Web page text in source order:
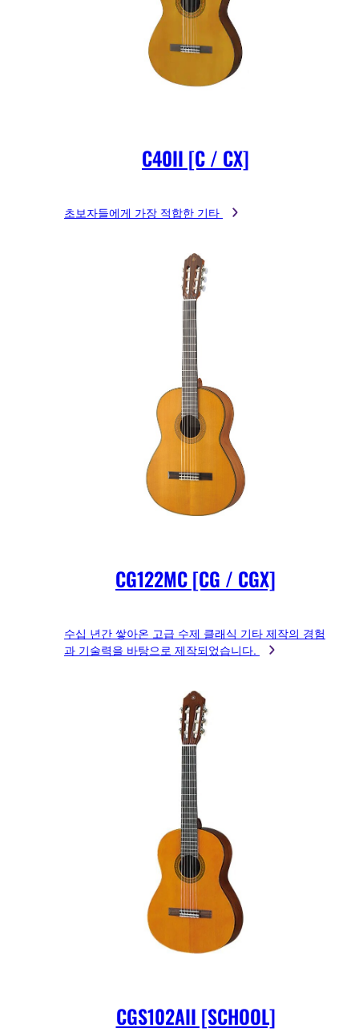
C40II [C / CX]
초보자들에게 가장 적합한 기타
CG122MC [CG / CGX]
수십 년간 쌓아온 고급 수제 클래식 기타 제작의 경험
과 기술력을 바탕으로 제작되었습니다.
CGS102AII [SCHOOL]